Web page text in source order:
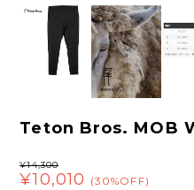
Teton Bros. MOB
¥14,300
¥10,010 (30%OFF)